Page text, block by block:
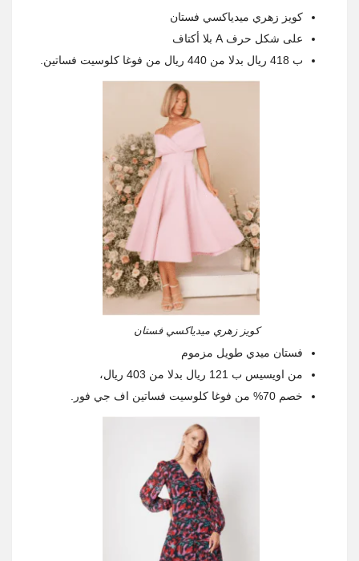
كويز زهري ميدياكسي فستان
على شكل حرف A بلا أكتاف
ب 418 ريال بدلا من 440 ريال من فوغا كلوسيت فساتين.
كويز زهري ميدياكسي فستان
فستان ميدي طويل مزموم
من اويسيس ب 121 ريال بدلا من 403 ريال،
خصم 70% من فوغا كلوسيت فساتين اف جي فور.